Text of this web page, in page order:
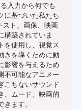
入力から何でも
に基づいた私たち
ト、画像、映画
構築されていま
を使用し、視覚ス
きを導くために動
影響を与えるため
不可能なアニメー
こちないサウンド
、ムード、映画的
ます。